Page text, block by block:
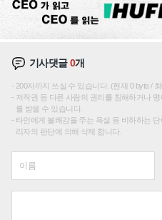
기사댓글0개
200자까지 쓰실 수 있습니다. (현재 0 byte /
저작권 등 다른 사람의 권리를 침해하거나
를 받을 수 있습니다.
타인에게 불쾌감을 주는 욕설 등 비하하는
리자의 판단에 의해 삭제 합니다.